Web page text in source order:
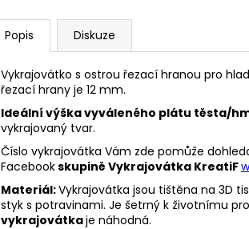
Popis Diskuze
Vykrajovátko s ostrou řezací hranou pro
řezací hrany je 12 mm.
Ideální výška vyváleného plátu těsta/
vykrajovaný tvar.
Číslo vykrajovátka Vám zde pomůže
Facebookskupině Vykrajovátka KreatiF
Materiál:Vykrajovátka jsou tištěna na 3D
styk s potravinami. Je šetrný k životnímu
vykrajovátkaje náhodná.